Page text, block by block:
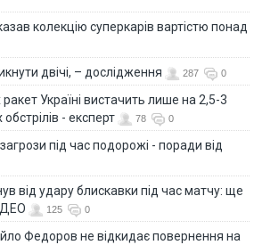
колекцію суперкарів вартістю понад
двічі, – дослідження 287 0
Україні вистачить лише на 2,5-3
- експерт
78 0
під час подорожі - поради від
від удару блискавки під час матчу: ще
125 0
Федоров не відкидає повернення на